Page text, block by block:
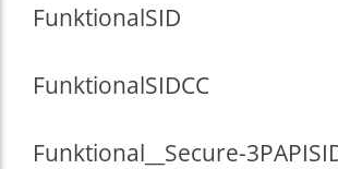
FunktionalSID
FunktionalSIDCC
Funktional __Secure-